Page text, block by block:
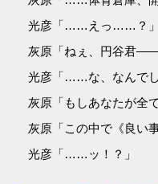
光彦「……えっ……？」
灰原「ねぇ、円谷君――
光彦「……な、なんで
灰原「もしあなたが全
灰原「この中で《良い
光彦「……ッ！？」